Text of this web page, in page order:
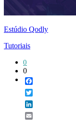
Estúdio Qodly
Tutoriais
0
0